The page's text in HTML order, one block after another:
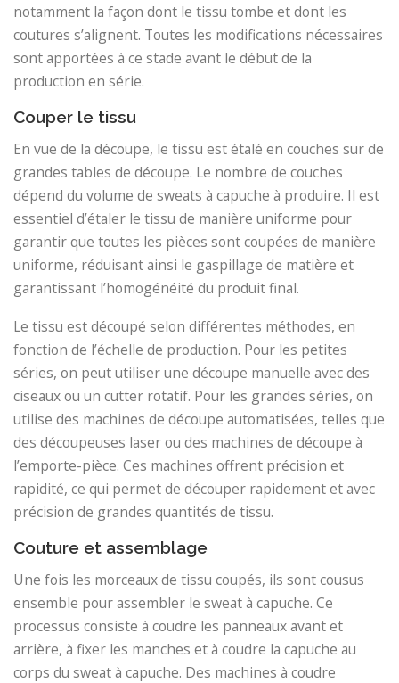
notamment la façon dont le tissu tombe et dont les
coutures s’alignent. Toutes les modifications nécessaires
sont apportées à ce stade avant le début de la
production en série.
Couper le tissu
En vue de la découpe, le tissu est étalé en couches sur de
grandes tables de découpe. Le nombre de couches
dépend du volume de sweats à capuche à produire. Il est
essentiel d’étaler le tissu de manière uniforme pour
garantir que toutes les pièces sont coupées de manière
uniforme, réduisant ainsi le gaspillage de matière et
garantissant l’homogénéité du produit final.
Le tissu est découpé selon différentes méthodes, en
fonction de l’échelle de production. Pour les petites
séries, on peut utiliser une découpe manuelle avec des
ciseaux ou un cutter rotatif. Pour les grandes séries, on
utilise des machines de découpe automatisées, telles que
des découpeuses laser ou des machines de découpe à
l’emporte-pièce. Ces machines offrent précision et
rapidité, ce qui permet de découper rapidement et avec
précision de grandes quantités de tissu.
Couture et assemblage
Une fois les morceaux de tissu coupés, ils sont cousus
ensemble pour assembler le sweat à capuche. Ce
processus consiste à coudre les panneaux avant et
arrière, à fixer les manches et à coudre la capuche au
corps du sweat à capuche. Des machines à coudre